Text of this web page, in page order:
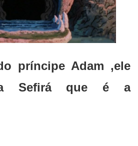
príncipe Adam ,ele
a Sefirá que é a